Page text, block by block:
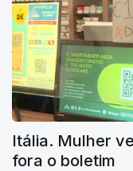
Itália. Mulher
fora o boletim